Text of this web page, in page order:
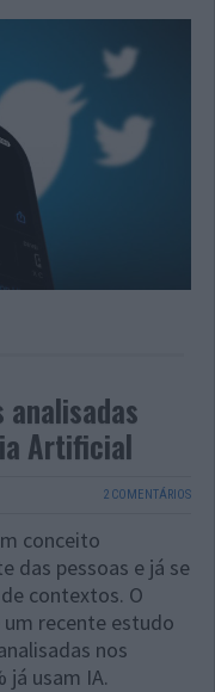
analisadas
Artificial
2 COMENTÁRIOS
conceito
das pessoas e já se
contextos. O
recente estudo
nos
já usam IA.